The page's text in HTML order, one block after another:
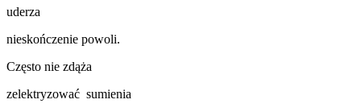
uderza
nieskończenie powoli.
Często nie zdąża
zelektryzować sumienia